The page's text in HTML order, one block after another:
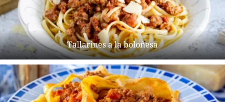
Tallarines a la boloñesa